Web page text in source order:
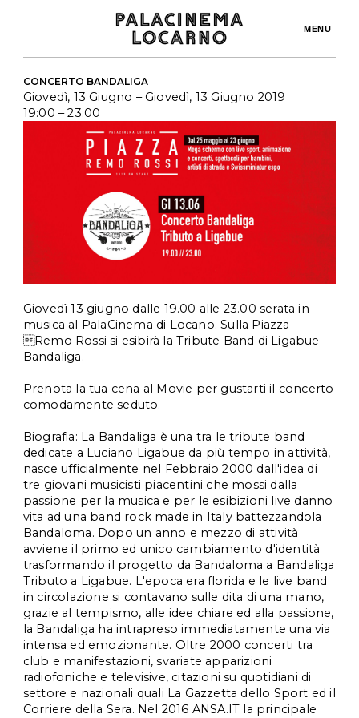
MENU
CONCERTO BANDALIGA
Giovedì, 13 Giugno – Giovedì, 13 Giugno 2019
19:00 – 23:00
Giovedì 13 giugno dalle 19.00 alle 23.00 serata in
musica al PalaCinema di Locano. Sulla Piazza
Remo Rossi si esibirà la Tribute Band di Ligabue
Bandaliga.
Prenota la tua cena al Movie per gustarti il concerto
comodamente seduto.
Biografia: La Bandaliga è una tra le tribute band
dedicate a Luciano Ligabue da più tempo in attività,
nasce ufficialmente nel Febbraio 2000 dall'idea di
tre giovani musicisti piacentini che mossi dalla
passione per la musica e per le esibizioni live danno
vita ad una band rock made in Italy battezzandola
Bandaloma. Dopo un anno e mezzo di attività
avviene il primo ed unico cambiamento d'identità
trasformando il progetto da Bandaloma a Bandaliga
Tributo a Ligabue. L'epoca era florida e le live band
in circolazione si contavano sulle dita di una mano,
grazie al tempismo, alle idee chiare ed alla passione,
la Bandaliga ha intrapreso immediatamente una via
intensa ed emozionante. Oltre 2000 concerti tra
club e manifestazioni, svariate apparizioni
radiofoniche e televisive, citazioni su quotidiani di
settore e nazionali quali La Gazzetta dello Sport ed il
Corriere della Sera. Nel 2016 ANSA.IT la principale